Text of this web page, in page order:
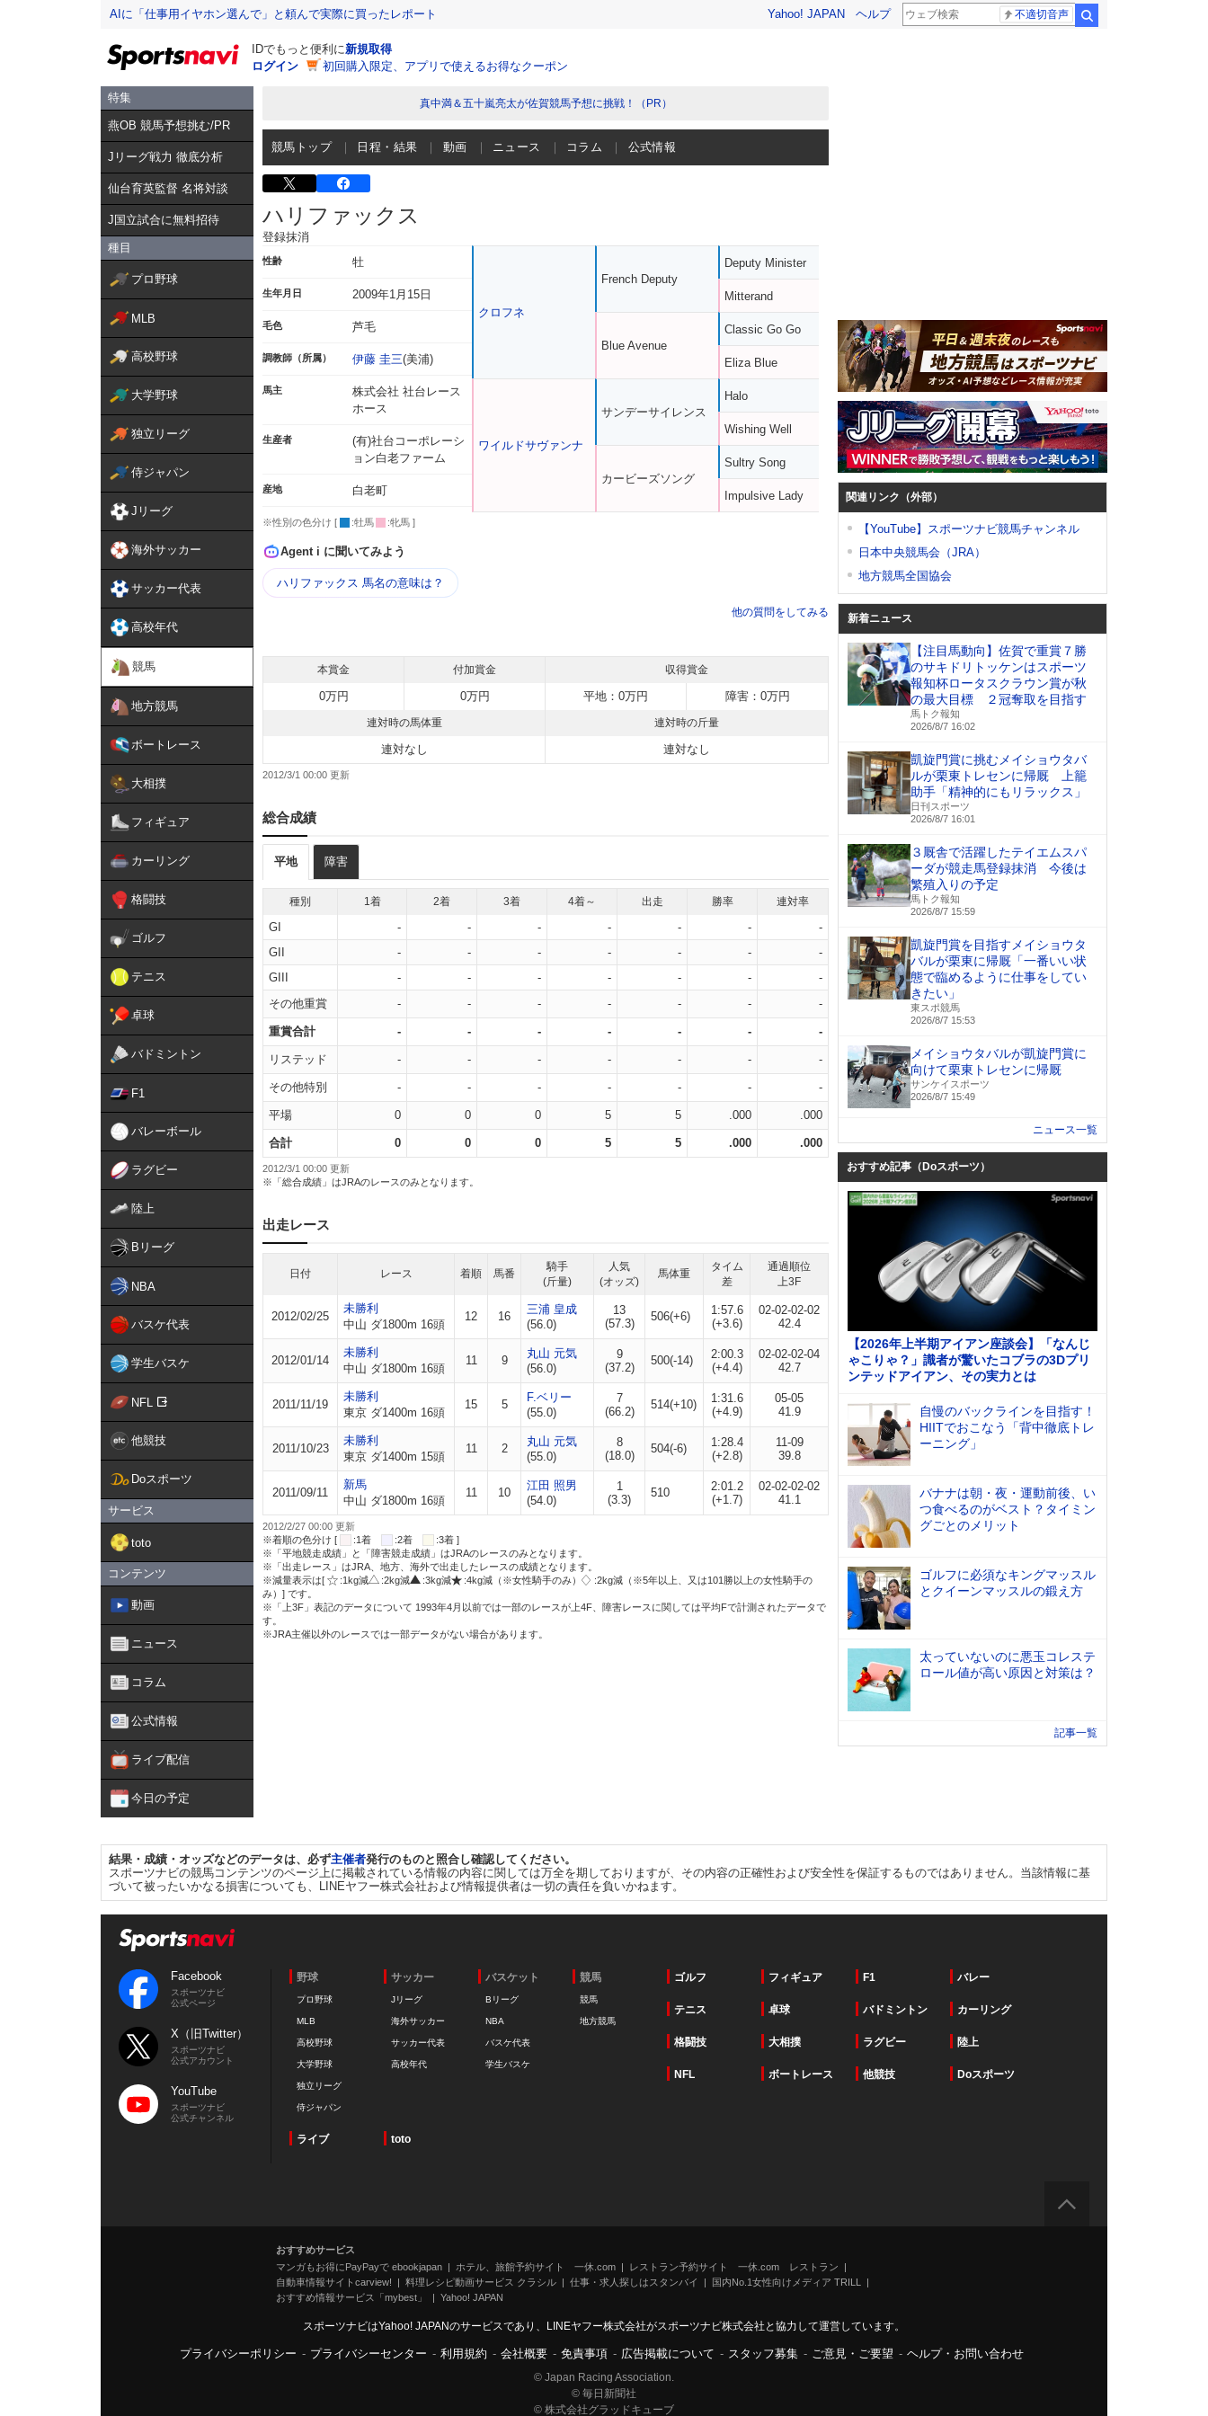
AIに「仕事用イヤホン選んで」と頼んで実際に買ったレポート Yahoo! JAPAN ヘルプ 不適切音声
IDでもっと便利に新規取得
ログイン
初回購入限定、アプリで使えるお得なクーポン
特集
燕OB 競馬予想挑む/PR
Jリーグ戦力 徹底分析
仙台育英監督 名将対談
J国立試合に無料招待
種目
プロ野球
MLB
高校野球
大学野球
独立リーグ
侍ジャパン
Jリーグ
海外サッカー
サッカー代表
高校年代
競馬
地方競馬
ボートレース
大相撲
フィギュア
カーリング
格闘技
ゴルフ
テニス
卓球
バドミントン
F1
バレーボール
ラグビー
陸上
Bリーグ
NBA
バスケ代表
学生バスケ
NFL
他競技
Doスポーツ
サービス
toto
コンテンツ
動画
ニュース
コラム
公式情報
ライブ配信
今日の予定
真中満＆五十嵐亮太が佐賀競馬予想に挑戦！（PR）
競馬トップ 日程・結果 動画 ニュース コラム 公式情報
ハリファックス
登録抹消
性齢 牡
生年月日 2009年1月15日
毛色 芦毛
調教師（所属） 伊藤 圭三(美浦)
馬主
株式会社 社台レース
ホース
生産者
(有)社台コーポレーシ
ョン白老ファーム
産地 白老町
※性別の色分け [ :牡馬 :牝馬 ]
クロフネ
ワイルドサヴァンナ
French Deputy
Blue Avenue
サンデーサイレンス
カービーズソング
Deputy Minister
Mitterand
Classic Go Go
Eliza Blue
Halo
Wishing Well
Sultry Song
Impulsive Lady
Agent i に聞いてみよう
ハリファックス 馬名の意味は？
他の質問をしてみる
本賞金 付加賞金 収得賞金
0万円 0万円 平地：0万円 障害：0万円
連対時の馬体重 連対時の斤量
連対なし 連対なし
2012/3/1 00:00
総合成績
平地 障害
種別 1着 2着 3着 4着～ 出走 勝率 連対率
GI - - - - - -
-
GII
- - - - - -
-
GIII
- - - - - -
-
その他重賞
- - - - - - -
重賞合計 - - - - - - -
リステッド - - - - - - -
その他特別 - - - - - - -
平場 0 0 0 5 5 .000 .000
合計 0 0 0 5 5 .000 .000
2012/3/1 00:00 更新
※「総合成績」はJRAのレースのみとなります。
出走レース
日付 レース 着順 馬番
騎手
(斤量)
人気
(オッズ)
馬体重
タイム
差
通過順位
上3F
2012/02/25
未勝利
中山 ダ1800m 16頭
12 16
三浦 皇成
(56.0)
13
(57.3)
506(+6)
1:57.6
(+3.6)
02-02-02-02
42.4
2012/01/14
未勝利
中山 ダ1800m 16頭
11 9
丸山 元気
(56.0)
9
(37.2)
500(-14)
2:00.3
(+4.4)
02-02-02-04
42.7
2011/11/19
未勝利
東京 ダ1400m 16頭
15 5
F.ベリー
(55.0)
7
(66.2)
514(+10)
1:31.6
(+4.9)
05-05
41.9
2011/10/23
未勝利
東京 ダ1400m 15頭
11 2
丸山 元気
(55.0)
8
(18.0)
504(-6)
1:28.4
(+2.8)
11-09
39.8
2011/09/11
新馬
中山 ダ1800m 16頭
11 10
江田 照男
(54.0)
1
(3.3)
510
2:01.2
(+1.7)
02-02-02-02
41.1
2012/2/27 00:00 更新
※着順の色分け [
:1着 :2着
:3着 ]
※「平地競走成績」と「障害競走成績」はJRAのレースのみとなります。
※「出走レース」はJRA、地方、海外で出走したレースの成績となります。
※減量表示は[
:1kg減 :2kg減 :3kg減 :4kg減（※女性騎手のみ）
:2kg減（※5年以上、又は101勝以上の女性騎手の
み）] です。
※「上3F」表記のデータについて 1993年4月以前では一部のレースが上4F、障害レースに関しては平均Fで計測されたデータで
す。
※JRA主催以外のレースでは一部データがない場合があります。
関連リンク（外部）
【YouTube】スポーツナビ競馬チャンネル
日本中央競馬会（JRA）
地方競馬全国協会
新着ニュース
【注目馬動向】佐賀で重賞７勝
のサキドリトッケンはスポーツ
報知杯ロータスクラウン賞が秋
の最大目標 ２冠奪取を目指す
馬トク報知
2026/8/7 16:02
凱旋門賞に挑むメイショウタバ
ルが栗東トレセンに帰厩 上籠
助手「精神的にもリラックス」
日刊スポーツ
2026/8/7 16:01
３厩舎で活躍したテイエムスパ
ーダが競走馬登録抹消 今後は
繁殖入りの予定
馬トク報知
2026/8/7 15:59
凱旋門賞を目指すメイショウタ
バルが栗東に帰厩「一番いい状
態で臨めるように仕事をしてい
きたい」
東スポ競馬
2026/8/7 15:53
メイショウタバルが凱旋門賞に
向けて栗東トレセンに帰厩
サンケイスポーツ
2026/8/7 15:49
ニュース一覧
おすすめ記事（Doスポーツ）
【2026年上半期アイアン座談会】「なんじ
ゃこりゃ？」識者が驚いたコブラの3Dプリ
ンテッドアイアン、その実力とは
自慢のバックラインを目指す！
HIITでおこなう「背中徹底トレ
ーニング」
バナナは朝・夜・運動前後、い
つ食べるのがベスト？タイミン
グごとのメリット
ゴルフに必須なキングマッスル
とクイーンマッスルの鍛え方
太っていないのに悪玉コレステ
ロール値が高い原因と対策は？
記事一覧
結果・成績・オッズなどのデータは、必ず主催者発行のものと照合し確認してください。
スポーツナビの競馬コンテンツのページ上に掲載されている情報の内容に関しては万全を期しておりますが、その内容の正確性および安全性を保証するものではありません。当該情報に基
づいて被ったいかなる損害についても、LINEヤフー株式会社および情報提供者は一切の責任を負いかねます。
Facebook
スポーツナビ
公式ページ
X（旧Twitter）
スポーツナビ
公式アカウント
YouTube
スポーツナビ
公式チャンネル
野球
プロ野球
MLB
高校野球
大学野球
独立リーグ
侍ジャパン
サッカー
Jリーグ
海外サッカー
サッカー代表
高校年代
バスケット
Bリーグ
NBA
バスケ代表
学生バスケ
競馬
競馬
地方競馬
ゴルフ フィギュア F1 バレー
テニス 卓球 バドミントン カーリング
格闘技 大相撲 ラグビー 陸上
NFL ボートレース 他競技 Doスポーツ
ライブ toto
おすすめサービス
マンガもお得にPayPayで ebookjapan
ホテル、旅館予約サイト 一休.com
レストラン予約サイト 一休.com レストラン
自動車情報サイトcarview!
料理レシピ動画サービス クラシル 仕事・求人探しはスタンバイ
国内No.1女性向けメディア TRILL
おすすめ情報サービス「mybest」
Yahoo! JAPAN
スポーツナビはYahoo! JAPANのサービスであり、LINEヤフー株式会社がスポーツナビ株式会社と協力して運営しています。
プライバシーポリシー - プライバシーセンター - 利用規約 - 会社概要 - 免責事項 - 広告掲載について - スタッフ募集 - ご意見・ご要望 - ヘルプ・お問い合わせ
© Japan Racing Association.
© 毎日新聞社
© 株式会社グラッドキューブ